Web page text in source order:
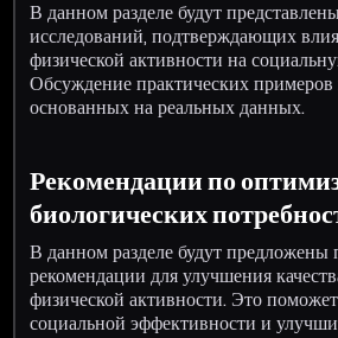
В данном разделе будут
исследований, подтверждающих
физической активности на
Обсуждение практических
основанных на реальных данных.
Рекомендации по
биологических
В данном разделе будут предложены
рекомендации для улучшения
физической активности. Это
социальной эффективности и